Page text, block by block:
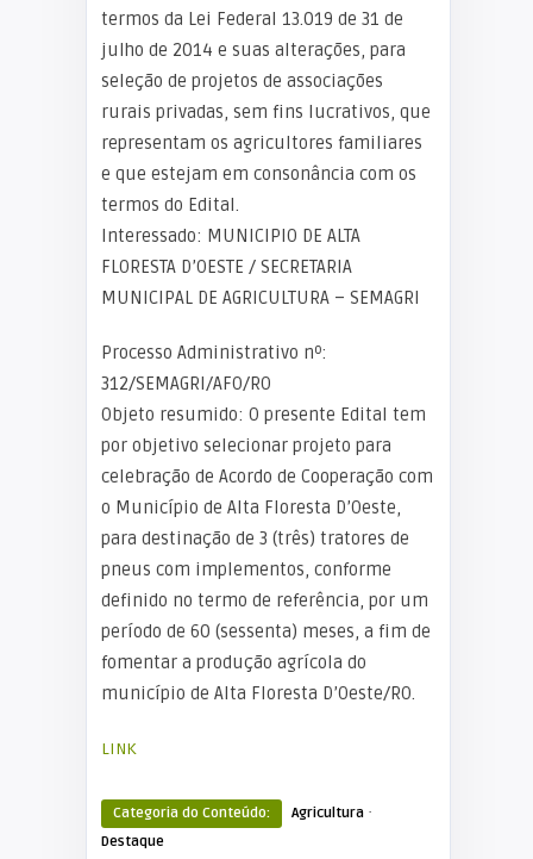
termos da Lei Federal 13.019 de 31 de
julho de 2014 e suas alterações, para
seleção de projetos de associações
rurais privadas, sem fins lucrativos, que
representam os agricultores familiares
e que estejam em consonância com os
termos do Edital.
Interessado: MUNICIPIO DE ALTA
FLORESTA D’OESTE / SECRETARIA
MUNICIPAL DE AGRICULTURA – SEMAGRI
Processo Administrativo nº:
312/SEMAGRI/AFO/RO
Objeto resumido: O presente Edital tem
por objetivo selecionar projeto para
celebração de Acordo de Cooperação com
o Município de Alta Floresta D’Oeste,
para destinação de 3 (três) tratores de
pneus com implementos, conforme
definido no termo de referência, por um
período de 60 (sessenta) meses, a fim de
fomentar a produção agrícola do
município de Alta Floresta D’Oeste/RO.
LINK
Categoria do Conteúdo: Agricultura ·
Destaque